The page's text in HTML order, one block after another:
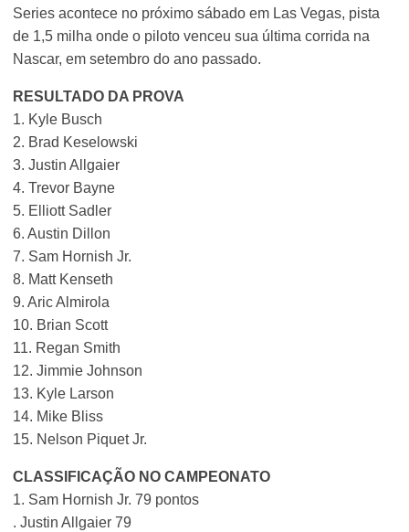
Series acontece no próximo sábado em Las Vegas, pista
de 1,5 milha onde o piloto venceu sua última corrida na
Nascar, em setembro do ano passado.
RESULTADO DA PROVA
1. Kyle Busch
2. Brad Keselowski
3. Justin Allgaier
4. Trevor Bayne
5. Elliott Sadler
6. Austin Dillon
7. Sam Hornish Jr.
8. Matt Kenseth
9. Aric Almirola
10. Brian Scott
11. Regan Smith
12. Jimmie Johnson
13. Kyle Larson
14. Mike Bliss
15. Nelson Piquet Jr.
CLASSIFICAÇÃO NO CAMPEONATO
1. Sam Hornish Jr. 79 pontos
. Justin Allgaier 79